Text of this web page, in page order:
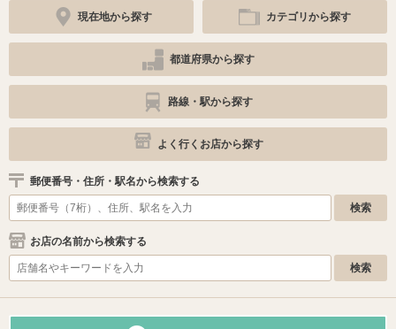
現在地から探す カテゴリから探す
都道府県から探す
路線・駅から探す
よく行くお店から探す
郵便番号・住所・駅名から検索する
お店の名前から検索する